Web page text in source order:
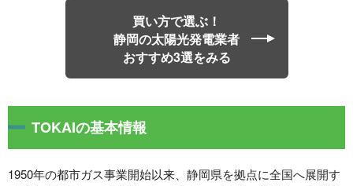
買い方で選ぶ！
静岡の太陽光発電業者
おすすめ3選をみる
TOKAIの基本情報
1950年の都市ガス事業開始以来、静岡県を拠点に全国へ展開す